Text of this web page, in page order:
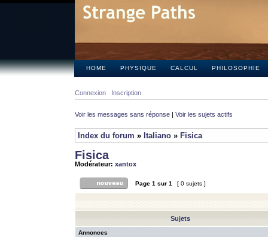
HOME PHYSIQUE CALCUL PHILOSOPHIE
Connexion Inscription
Voir les messages sans réponse | Voir les sujets actifs
Index du forum » Italiano » Fisica
Fisica
Modérateur: xantox
Page 1 sur 1 [ 0 sujets ]
Sujets
Annonces